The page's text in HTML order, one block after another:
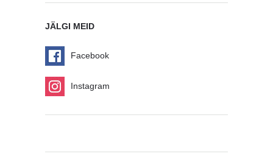
JÄLGI MEID
Facebook
Instagram